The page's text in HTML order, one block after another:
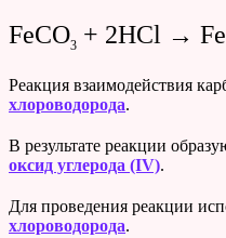
FeCO3 + 2HCl →
Реакция взаимодействия
хлороводорода.
В результате реакции
оксид углерода (IV).
Для проведения реакции
хлороводорода.